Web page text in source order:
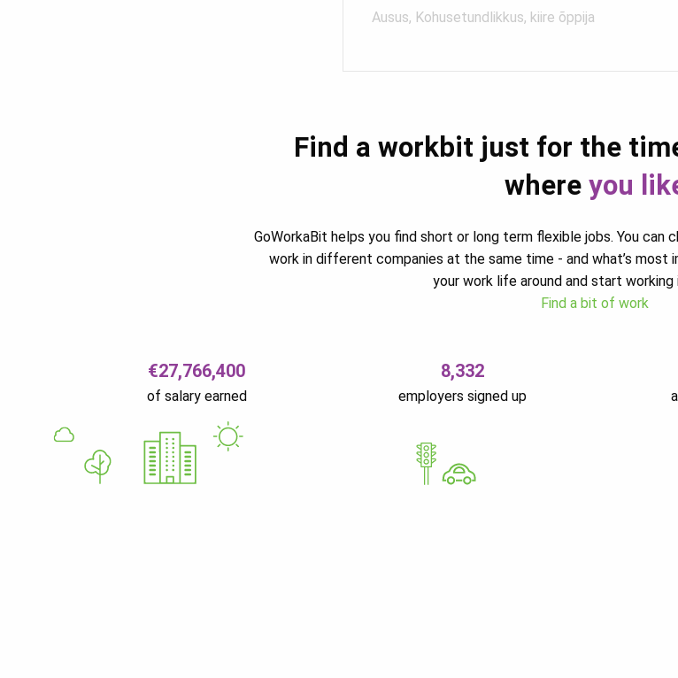
Ausus, Kohusetundlikkus, kiire õppija
Find a workbit just for the
where you
GoWorkaBit helps you find short or long term flexible jobs. You can
work in different companies at the same time - and what’s most
your work life around and start working
Find a bit of work
€27,766,400
of salary earned
8,332
employers signed up